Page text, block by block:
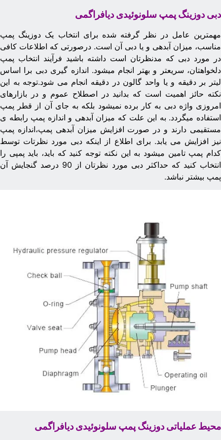
دبی دوزینگ پمپ سلونوئیدی دیافراگمی
مهمترین عامل در نظر گرفته شده برای انتخاب یک دوزینگ پمپ
مناسب، میزان آبدهی و یا دبی آن است. درصورتی که اطلاعات کافی
در مورد دبی که مدنظرتان است داشته باشید فرآیند انتخاب پمپ
دلخواهتان، سریعتر و بهتر انجام میشود. اندازه گیری دبی برا اساس
لیتر بر دقیقه و یا واحد گالون در دقیقه انجام می شود.توجه به این
نکته حائز اهمیت است که بدانید در اصطلاح عموم و در بازارهای
امروزی واژه دبی به کار برده نمیشود بلکه به جای آن از قطر پمپ
استفاده میگردد. به این علت که میزان آبدهی و اندازه پمپ رابطه ی
مستقیمی دارند و در صورت افزایش میزان آبدهی پمپ،اندازه پمپ
نیز افزایش می یابد. برای اطلاع از اینکه دبی مورد نظرتات توسط
کدام پمپ تامین میشود به این نکته توجه کنید که باید، باید پمپی را
انتخاب کنید که حداکثر دبی مورد نظرتان از 90 درصد گنجایش آن
پمپ بیشتر نباشد.
محیط عملیاتی دوزینگ پمپ سلونوئیدی دیافراگمی